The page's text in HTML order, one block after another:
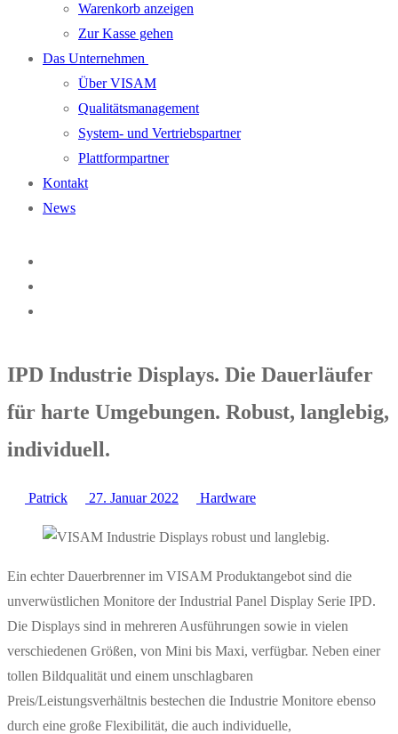
Warenkorb anzeigen
Zur Kasse gehen
Das Unternehmen
Über VISAM
Qualitätsmanagement
System- und Vertriebspartner
Plattformpartner
Kontakt
News
IPD Industrie Displays. Die Dauerläufer
für harte Umgebungen. Robust, langlebig,
individuell.
Patrick 27. Januar 2022 Hardware
Ein echter Dauerbrenner im VISAM Produktangebot sind die
unverwüstlichen Monitore der Industrial Panel Display Serie IPD.
Die Displays sind in mehreren Ausführungen sowie in vielen
verschiedenen Größen, von Mini bis Maxi, verfügbar. Neben einer
tollen Bildqualität und einem unschlagbaren
Preis/Leistungsverhältnis bestechen die Industrie Monitore ebenso
durch eine große Flexibilität, die auch individuelle,